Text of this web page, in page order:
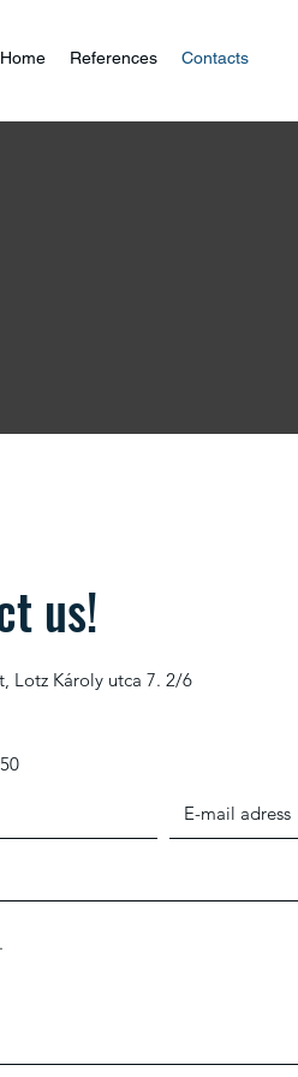
Home References Contacts
us!
Lotz Károly utca 7. 2/6